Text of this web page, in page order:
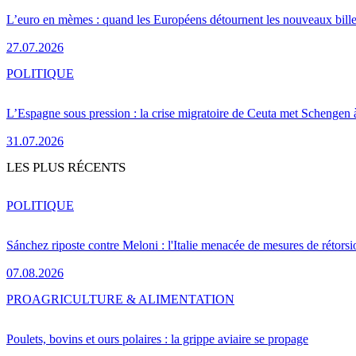
L’euro en mèmes : quand les Européens détournent les nouveaux
27.07.2026
L’Espagne sous pression : la crise migratoire de Ceuta met Schengen
31.07.2026
POLITIQUE
LES PLUS RÉCENTS
Sánchez riposte contre Meloni : l'Italie menacée de mesures de
07.08.2026
POLITIQUE
Poulets, bovins et ours polaires : la grippe aviaire se propage
PROAGRICULTURE & ALIMENTATION